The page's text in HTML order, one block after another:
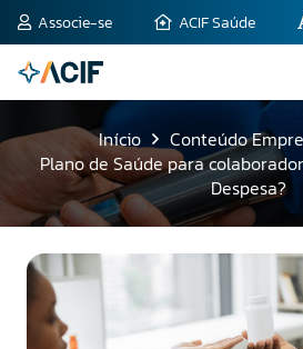
Associe-se ACIF Saúde
Início
Conteúdo
Plano de Saúde para
Despesa?